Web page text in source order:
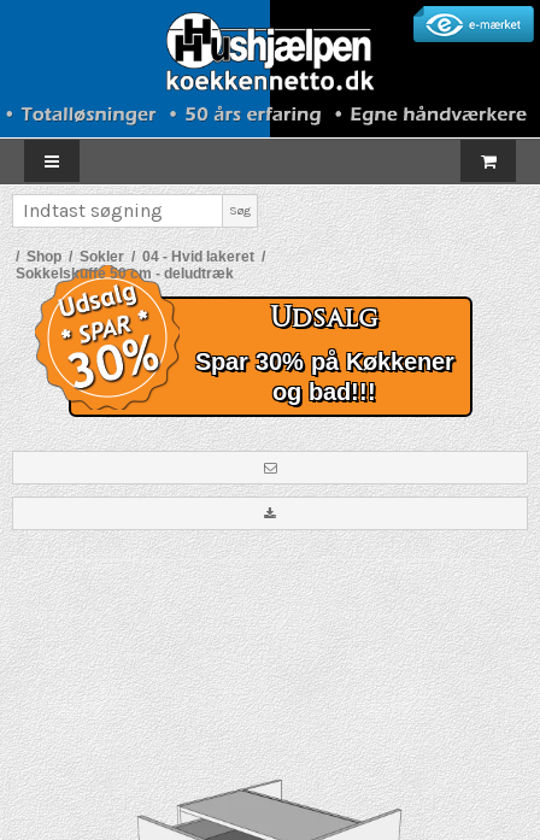
Søg
/ Shop / Sokler / 04 - Hvid lakeret /
Sokkelskuffe 50 cm - deludtræk
Udsalg
Spar 30% på Køkkener
og bad!!!